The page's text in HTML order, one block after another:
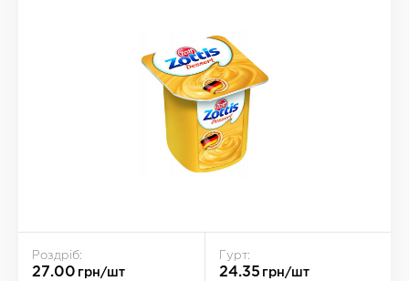
Роздріб:
27.00 грн/шт
Гурт:
24.35 грн/шт